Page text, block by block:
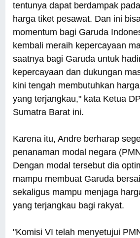
tentunya dapat berdampak
harga tiket pesawat. Dan ini
momentum bagi Garuda
kembali meraih kepercayaan
saatnya bagi Garuda untuk
kepercayaan dan dukungan
kini tengah membutuhkan
yang terjangkau," kata Ketua
Sumatra Barat ini.
Karena itu, Andre berharap
penanaman modal negara
Dengan modal tersebut dia
mampu membuat Garuda
sekaligus mampu menjaga
yang terjangkau bagi rakyat.
"Komisi VI telah menyetujui